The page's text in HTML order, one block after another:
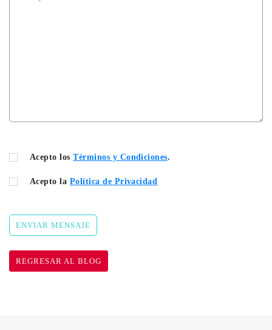
Acepto losTérminos y Condiciones.
Acepto la Política de Privacidad
ENVIAR MENSAJE
REGRESAR AL BLOG